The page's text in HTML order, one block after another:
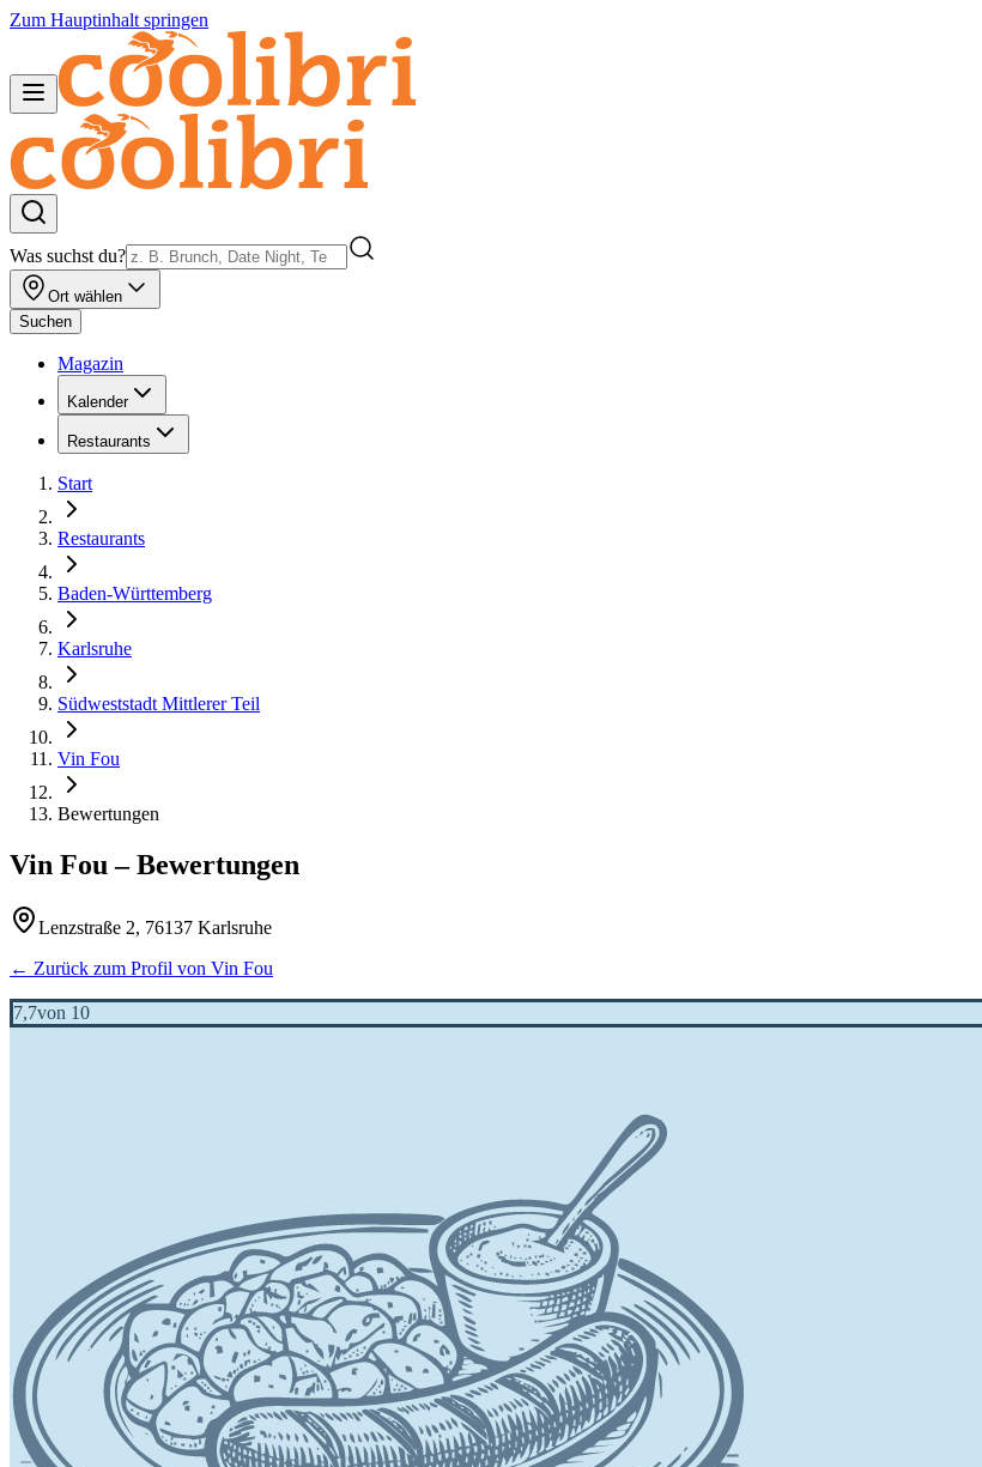
Zum Hauptinhalt springen
Was suchst du?
Ort wählen
Suchen
Magazin
Kalender
Restaurants
Start
Restaurants
Baden-Württemberg
Karlsruhe
Südweststadt Mittlerer Teil
Vin Fou
Bewertungen
Vin Fou – Bewertungen
Lenzstraße 2, 76137 Karlsruhe
← Zurück zum Profil von Vin Fou
7,7von 10